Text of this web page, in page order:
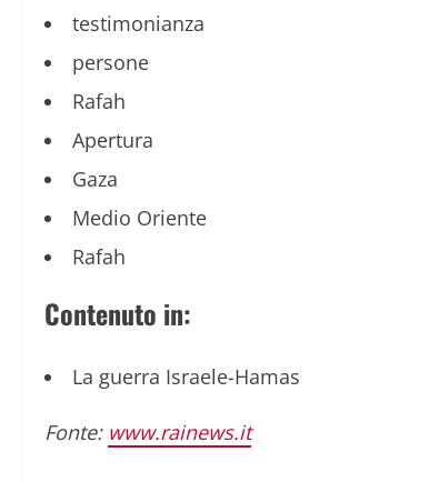
testimonianza
persone
Rafah
Apertura
Gaza
Medio Oriente
Rafah
Contenuto in:
La guerra Israele-Hamas
Fonte: www.rainews.it